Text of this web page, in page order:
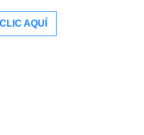
AQUÍ